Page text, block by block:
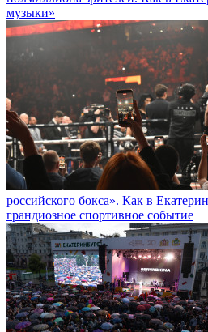
музыки»
российского бокса». Как в
грандиозное спортивное событие